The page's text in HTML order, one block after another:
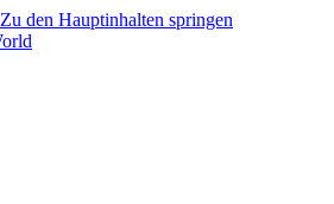
Zu den Hauptinhalten springen